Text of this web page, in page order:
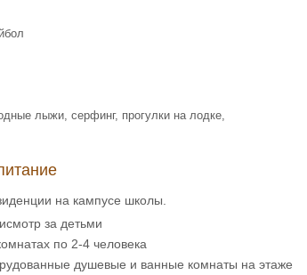
лыжи, серфинг, прогулки на лодке,
на кампусе школы.
за детьми
по 2-4 человека
душевые и ванные комнаты на этаже